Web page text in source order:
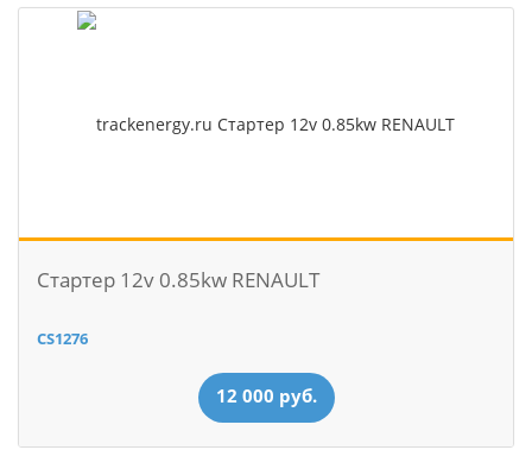
Стартер 12v 0.85kw RENAULT
CS1276
12 000 руб.